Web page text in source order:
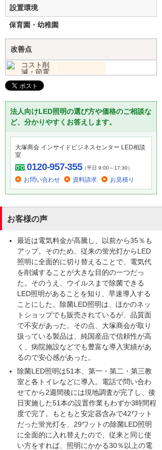
設置環境
保育園・幼稚園
改善点
法人向けLED照明の選び方や価格のご相談な
ど、分かりやすくお答えします。
大塚商会 インサイドビジネスセンター LED相談
室
0120-957-355（平日 9:00～17:30）
お問い合わせ 資料請求 お見積り
お客様の声
最近は電気料金が高騰し、以前から35％も
アップ。そのため、従来の蛍光灯からLED
照明に全面的に切り替えることで、電気代
を削減することが大きな目的の一つだっ
た。そのうえ、ウイルスまで除菌できる
LED照明があることを知り、早速導入する
ことにした。除菌LED照明は、ほかのネッ
トショップでも販売されているが、品質面
で不安があった。その点、大塚商会が取り
扱っている製品は、純国産品で信頼性が高
く、病院施設などでも豊富な導入実績があ
るので安心感があった。
除菌LED照明は51本、第一・第二・第三教
室と各トイレなどに導入。電話で問い合わ
せてから2週間後には現地調査が完了し、後
日実施した51本の設置作業もわずか3時間程
度で完了。もともと安定器含みで42ワット
だった蛍光灯を、29ワットの除菌LED照明
に全面的に入れ替えたので、従来と同じ使
い方をすれば、照明にかかる30％以上の電